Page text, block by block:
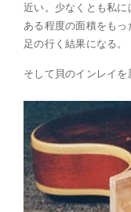
近い。少なくとも私に
ある程度の面積をも
足の行く結果になる。
そして貝のインレイを